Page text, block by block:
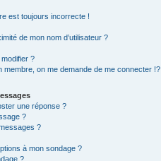
est toujours incorrecte !
de mon nom d’utilisateur ?
?
membre, on me demande de me connecter !?
une réponse ?
?
?
à mon sondage ?
?